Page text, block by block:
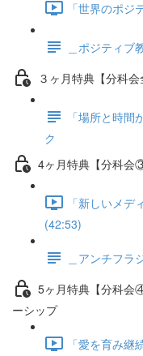
「世界のポ
＿ポジティブ
３ヶ月特典【分科
「場所と時
ク
4ヶ月特典【分科会
「新しいメ
(42:53)
＿アンチフ
5ヶ月特典【分科会
ーシップ
「愛を育み